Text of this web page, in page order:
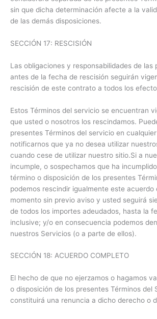
sin que dicha determinación afecte a la
de las demás disposiciones.
SECCIÓN 17: RESCISIÓN
Las obligaciones y responsabilidades de las
antes de la fecha de rescisión seguirán
rescisión de este contrato a todos los
Estos Términos del servicio se encuentran
que usted o nosotros los rescindamos.
presentes Términos del servicio en
notificarnos que ya no desea utilizar
cuando cese de utilizar nuestro sitio.Si a
incumple, o sospechamos que ha
término o disposición de los presentes
podemos rescindir igualmente este acuerdo
momento sin previo aviso y usted seguirá
de todos los importes adeudados, hasta la
inclusive; y/o en consecuencia podemos
nuestros Servicios (o a parte de ellos).
SECCIÓN 18: ACUERDO COMPLETO
El hecho de que no ejerzamos o hagamos
o disposición de los presentes Términos del
constituirá una renuncia a dicho derecho o